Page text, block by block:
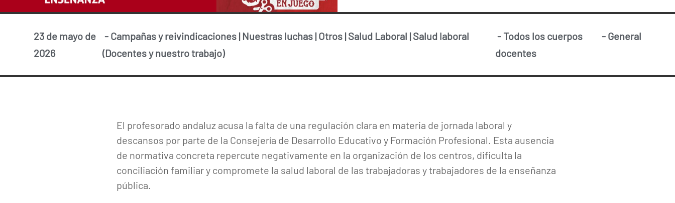
23 de mayo de
2026
- Campañas y reivindicaciones | Nuestras luchas |Otros |Salud Laboral |Salud laboral
(Docentes y nuestro trabajo)
- Todos los cuerpos
docentes
- General
El profesorado andaluz acusa la falta de una regulación clara en materia de jornada laboral y
descansos por parte de la Consejería de Desarrollo Educativo y Formación Profesional. Esta ausencia
de normativa concreta repercute negativamente en la organización de los centros, dificulta la
conciliación familiar y compromete la salud laboral de las trabajadoras y trabajadores de la enseñanza
pública.